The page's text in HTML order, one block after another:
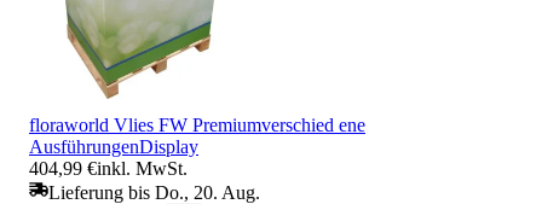
floraworld Vlies FW Premiumverschied ene
AusführungenDisplay
404,99 €inkl. MwSt.
Lieferung bis Do., 20. Aug.